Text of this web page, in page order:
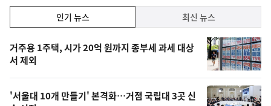
기,
최
신,
오
인기 뉴스 최신 뉴스
기
뉴
스
거주용 1주택, 시가 20억 원까지 종부세 과세 대상
서 제외
'서울대 10개 만들기' 본격화…거점 국립대 3곳 신